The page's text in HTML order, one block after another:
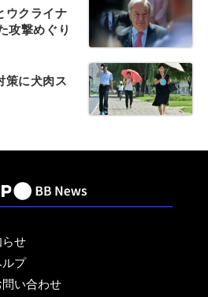
ウクライナ
攻撃めぐり
策に犬肉ス
せ
プ
い合わせ